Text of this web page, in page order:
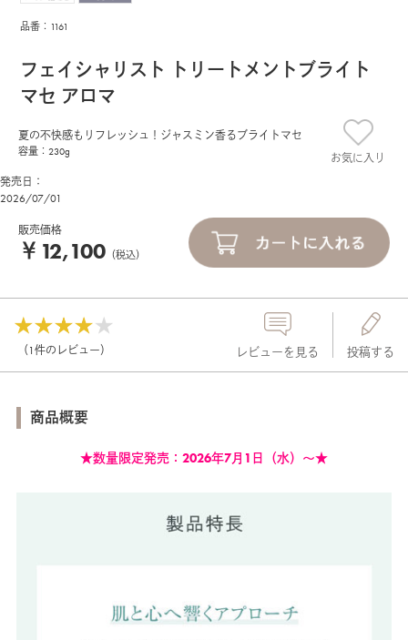
品番：1161
フェイシャリスト トリートメントブライト
マセ アロマ
夏の不快感もリフレッシュ！ジャスミン香るブライトマセ
容量：230g
お気に入り
発売日：
2026/07/01
販売価格
￥12,100 （税込）
（1件のレビュー） レビューを見る 投稿する
商品概要
★数量限定発売：2026年7月1日（水）～★